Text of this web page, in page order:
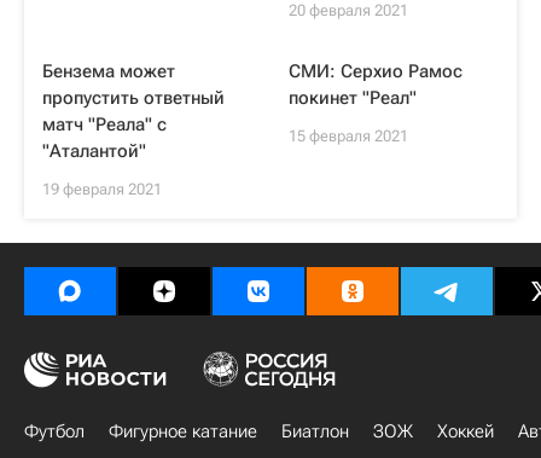
20 февраля 2021
Бензема может
пропустить ответный
матч "Реала" с
"Аталантой"
19 февраля 2021
СМИ: Серхио Рамос
покинет "Реал"
15 февраля 2021
Футбол Фигурное катание Биатлон ЗОЖ Хоккей